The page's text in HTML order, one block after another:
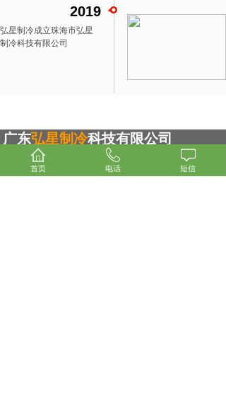
2019
弘星制冷成立珠海市弘星
制冷科技有限公司
广东弘星制冷科技有限公司
Guangdong Hongxing Refrigeration Technology Co., Ltd
-------------------------------------------
首页 电话 短信